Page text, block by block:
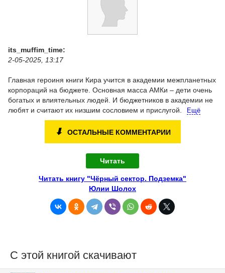
its_muffim_time:
2-05-2025, 13:17
Главная героиня книги Кира учится в академии межпланетных
корпораций на бюджете. Основная масса АМКи – дети очень
богатых и влиятельных людей. И бюджетников в академии не
любят и считают их низшим сословием и прислугой.
Ещё
⬇ ОСТАЛЬНЫЕ КОММЕНТАРИИ
Читать
Читать книгу "Чёрный сектор. Подземка"
Юлии Шолох
С этой книгой скачивают